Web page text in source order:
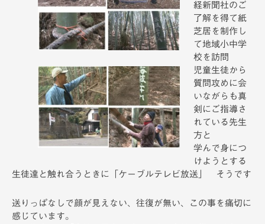
経新聞社のご
了解を得て紙
芝居を制作し
て地域小中学
校を訪問
児童生徒から
質問攻めに会
いながらも真
剣にご指導さ
れている先生
方と
学んで身につ
けようとする
生徒達と触れ合うときに「ケーブルテレビ放送」 そうです
送りっぱなしで顔が見えない、往復が無い、この事を痛切に
感じています。